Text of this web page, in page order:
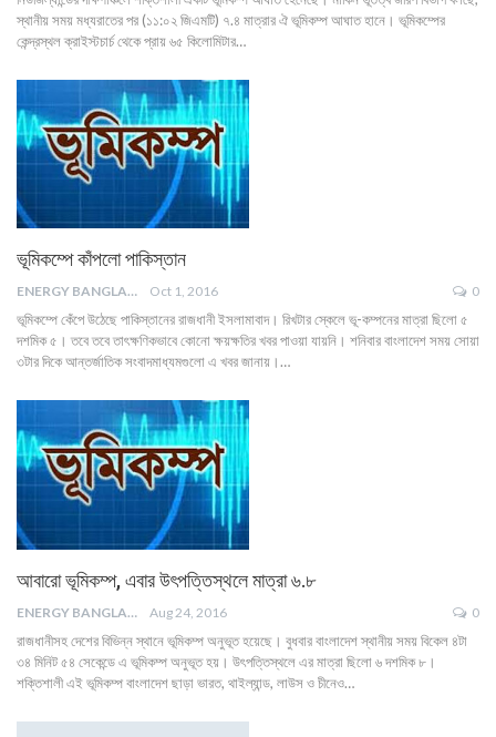
স্থানীয় সময় মধ্যরাতের পর (১১:০২ জিএমটি) ৭.৪ মাত্রার ঐ ভূমিকম্প আঘাত হানে। ভূমিকম্পের
কেন্দ্রস্থল ক্রাইস্টচার্চ থেকে প্রায় ৬৫ কিলোমিটার…
ভূমিকম্পে কাঁপলো পাকিস্তান
ENERGY BANGLA Oct 1, 2016 0
ভূমিকম্পে কেঁপে উঠেছে পাকিস্তানের রাজধানী ইসলামাবাদ। রিখটার স্কেলে ভূ-কম্পনের মাত্রা ছিলো ৫
দশমিক ৫। তবে তবে তাৎক্ষণিকভাবে কোনো ক্ষয়ক্ষতির খবর পাওয়া যায়নি। ‍শনিবার বাংলাদেশ সময় সোয়া
৩টার দিকে আন্তর্জাতিক সংবাদমাধ্যমগুলো এ খবর জানায়।…
আবারো ভূমিকম্প, এবার উৎপত্তিস্থলে মাত্রা ৬.৮
ENERGY BANGLA Aug 24, 2016 0
রাজধানীসহ দেশের বিভিন্ন স্থানে ভূমিকম্প অনুভূত হয়েছে। বুধবার বাংলাদেশ স্থানীয় সময় বিকেল ৪টা
৩৪ মিনিট ৫৪ সেকেন্ডে এ ভূমিকম্প অনুভূত হয়। উৎপত্তিস্থলে এর মাত্রা ছিলো ৬ দশমিক ৮।
শক্তিশালী এই ভূমিকম্প বাংলাদেশ ছাড়া ভারত, থাইল্যান্ড, লাউস ও চীনেও…